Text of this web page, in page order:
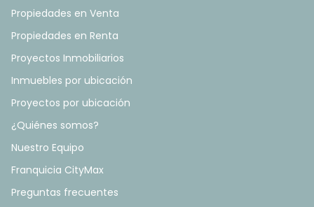
Propiedades en Venta
Propiedades en Renta
Proyectos Inmobiliarios
Inmuebles por ubicación
Proyectos por ubicación
¿Quiénes somos?
Nuestro Equipo
Franquicia CityMax
Preguntas frecuentes